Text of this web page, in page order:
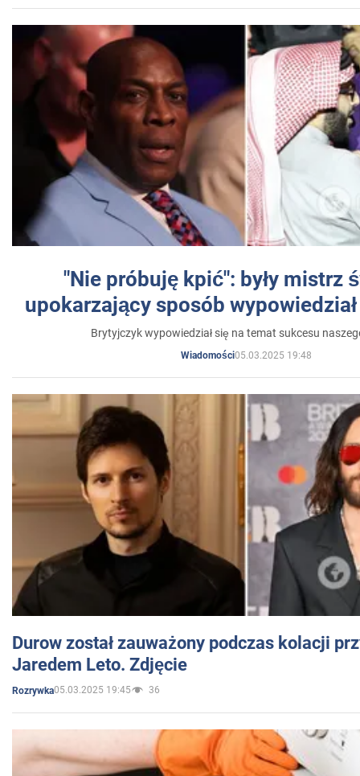
"Nie próbuję kpić": były mistrz
upokarzający sposób
Brytyjczyk wypowiedział się na temat sukcesu
Wiadomości05.03.2025 19:48
Durow został zauważony podczas kolacji
Jaredem Leto. Zdjęcie
Rozrywka05.03.2025 19:45 36